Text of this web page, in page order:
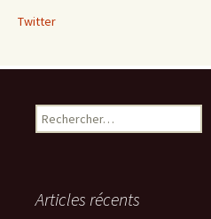
Twitter
Rechercher :
Articles récents